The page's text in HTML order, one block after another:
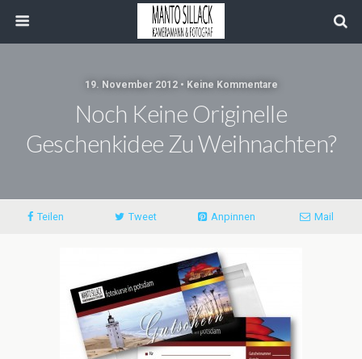
19. November 2012 • Keine Kommentare
Noch Keine Originelle
Geschenkidee Zu Weihnachten?
Teilen Tweet Anpinnen Mail